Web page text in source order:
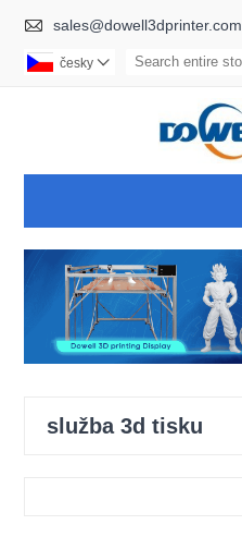
 sales@dowell3dprinter.com
česky 
služba 3d tisku